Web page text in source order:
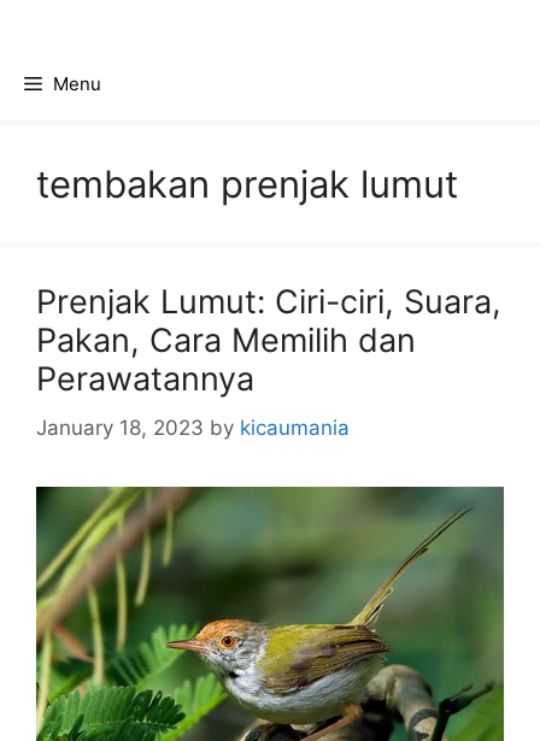
contentMenu
tembakan prenjak lumut
Prenjak Lumut: Ciri-ciri, Suara,
Pakan, Cara Memilih dan
Perawatannya
January 18, 2023 by kicaumania